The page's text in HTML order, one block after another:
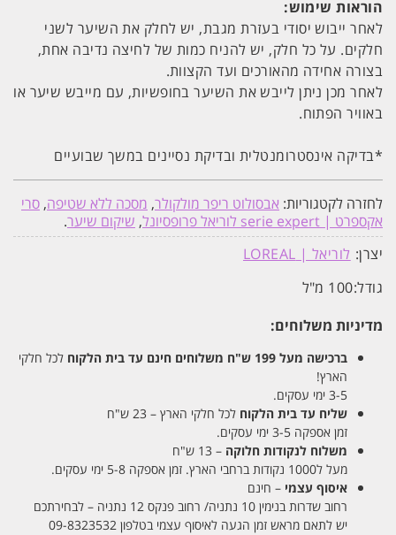
הוראות שימוש:
לאחר ייבוש יסודי בעזרת מגבת, יש לחלק את השיער לשני
חלקים. על כל חלק, יש להניח כמות של לחיצה נדיבה אחת,
בצורה אחידה מהאורכים ועד הקצוות.
לאחר מכן ניתן לייבש את השיער בחופשיות, עם מייבש שיער או
באוויר הפתוח.
*בדיקה אינסטרומנטלית ובדיקת נסיינים במשך שבועיים
לחזרה לקטגוריות: אבסולוט ריפר מולקולר, מסכה ללא שטיפה, סרי
אקספרט | serie expert לוריאל פרופסיונל
, שיקום שיער.
יצרן: לוריאל | LOREAL
גודל:100 מ"ל
מדיניות משלוחים:
ברכישה מעל 199 ש"ח משלוחים חינם עד בית הלקוח לכל חלקי
הארץ!
3-5 ימי עסקים.
שליח עד בית הלקוח לכל חלקי הארץ – 23 ש"ח
זמן אספקה 3-5 ימי עסקים.
משלוח לנקודות חלוקה – 13 ש"ח
מעל ל1000 נקודות ברחבי הארץ. זמן אספקה 5-8 ימי עסקים.
איסוף עצמי – חינם
רחוב שדרות בנימין 10 נתניה/ רחוב פנקס 12 נתניה – לבחירתכם
יש לתאם מראש זמן הגעה לאיסוף עצמי בטלפון 09-8323532